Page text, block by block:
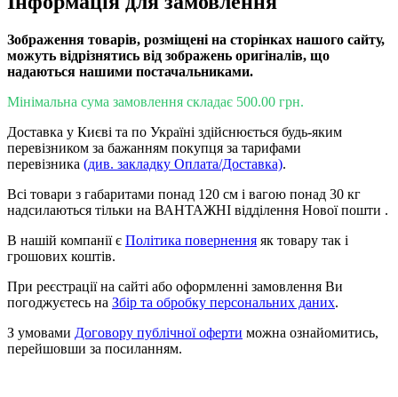
Зображення товарів, розміщені на сторінках нашого сайту,
можуть відрізнятись від зображень оригіналів, що
надаються нашими постачальниками.
Мінімальна сума замовлення складає 500.00 грн.
Доставка у Києві та по Україні здійснюється будь-яким
перевізником за бажанням покупця за тарифами
перевізника (див. закладку Оплата/Доставка).
Всі товари з габаритами понад 120 см і вагою понад 30 кг
надсилаються тільки на ВАНТАЖНІ відділення Нової пошти .
В нашій компанії є Політика повернення як товару так і
грошових коштів.
При реєстрації на сайті або оформленні замовлення Ви
погоджуєтесь на Збір та обробку персональних даних.
З умовами Договору публічної оферти можна ознайомитись,
перейшовши за посиланням.